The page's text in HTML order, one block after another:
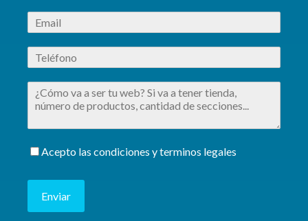
Acepto las condiciones y terminos legales
Enviar